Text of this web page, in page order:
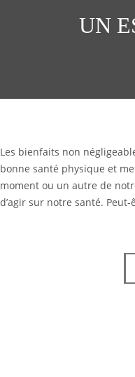
UN
Les bienfaits non
bonne santé physique et
moment ou un autre de
d’agir sur notre santé.